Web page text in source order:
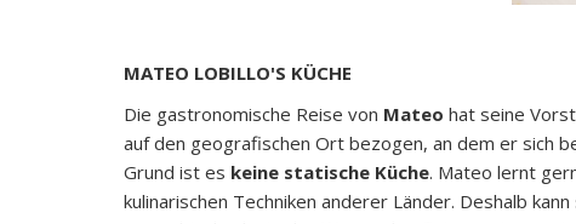
MATEO LOBILLO'S KÜCHE
Die gastronomische Reise von Mateo hat seine
auf den geografischen Ort bezogen, an dem er sich
Grund ist es keine statische Küche. Mateo lernt
kulinarischen Techniken anderer Länder. Deshalb